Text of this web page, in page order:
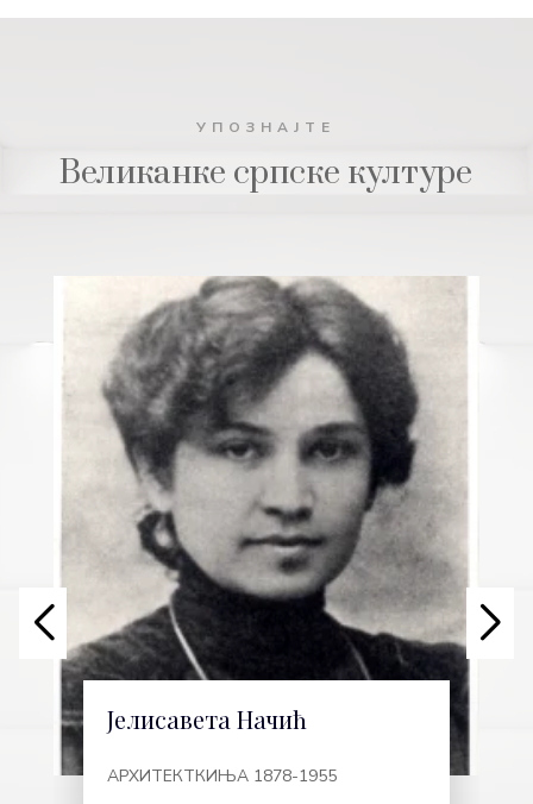
УПОЗНАЈТЕ
Великанке српске културе
Јелисавета Начић
АРХИТЕКТКИЊА 1878-1955